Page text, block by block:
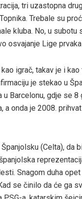
tri uzastopna
Trebale su
kluba. No, u
osvajanje Lige
igrač, takav je i
je stekao u
u Barcelonu, gdje se
a onda je 2008.
(Celta), da
Snagom duha
se činilo da će ga